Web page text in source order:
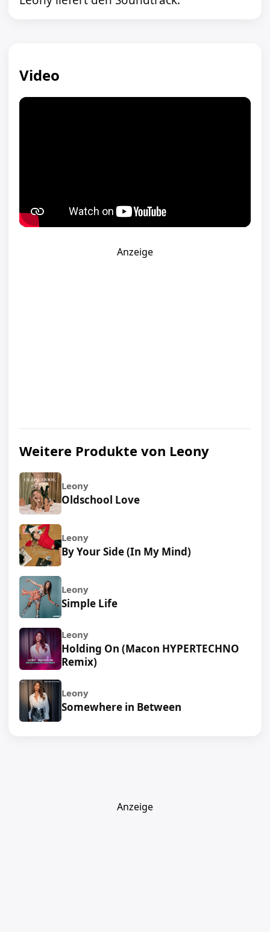
Video
Anzeige
Weitere Produkte von Leony
Leony
Oldschool Love
Leony
By Your Side (In My Mind)
Leony
Simple Life
Leony
Holding On (Macon HYPERTECHNO
Remix)
Leony
Somewhere in Between
Anzeige